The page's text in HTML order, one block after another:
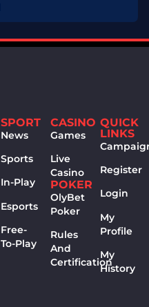
SPORT
News
Sports
In-Play
Esports
Free-
To-Play
CASINO
Games
Live
Casino
POKER
OlyBet
Poker
Rules
And
Certification
QUICK
LINKS
Register
Login
My
Profile
My
History